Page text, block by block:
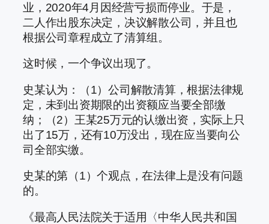
业，2020年4月因经营亏损而停业。于是，
二人作出股东决定，决议解散公司，并且也
根据公司章程成立了清算组。
这时候，一个争议出现了。
史某认为：（1）公司解散清算，根据法律规
定，未到出资期限的出资额应当要全部缴
纳；（2）王某25万元的认缴出资，实际上只
出了15万，还有10万没出，现在应当要向公
司全部实缴。
史某的第（1）个观点，在法律上是没有问题
的。
《最高人民法院关于适用〈中华人民共和国